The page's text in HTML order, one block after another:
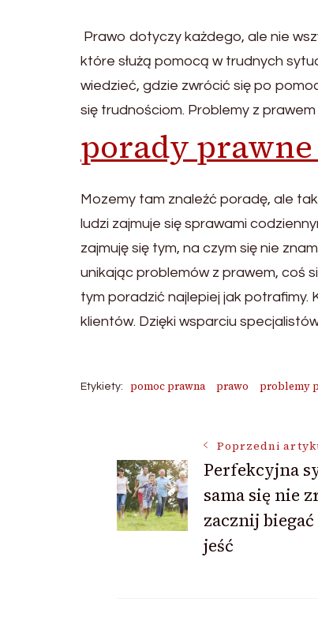
Prawo dotyczy każdego, ale nie
które służą pomocą w trudnych
wiedzieć, gdzie zwrócić się po
się trudnościom. Problemy z
porady
Mozemy tam znaleźć poradę, ale
ludzi zajmuje się sprawami
zajmuję się tym, na czym się nie
unikając problemów z prawem, coś
tym poradzić najlepiej jak
klientów. Dzięki wsparciu
Etykiety: pomoc prawna prawo problemy
Nawigacja
wpisu
Poprzedni
Perfekcyjna
sama się nie
zacznij
jeść